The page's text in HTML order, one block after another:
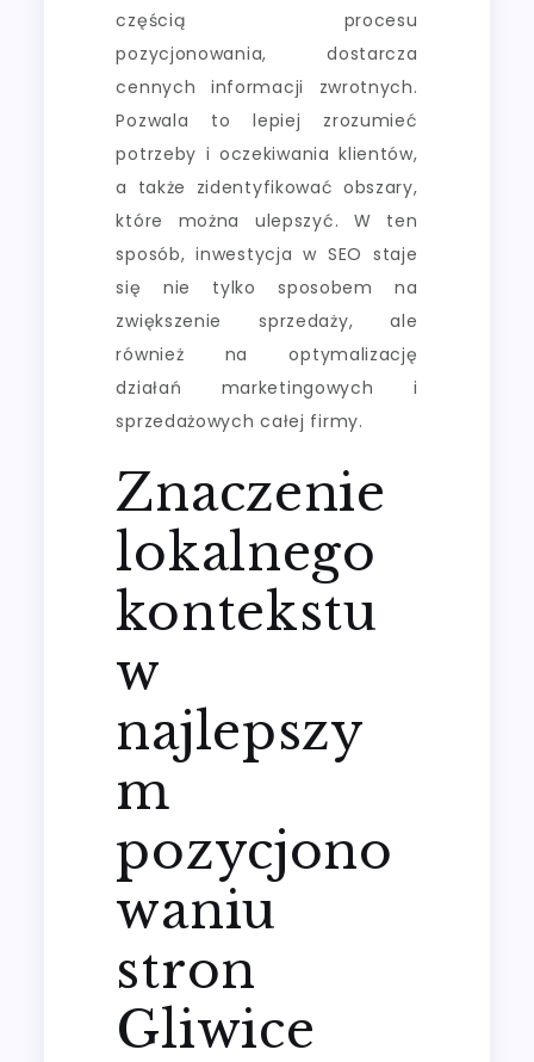
częścią procesu
pozycjonowania, dostarcza
cennych informacji zwrotnych.
Pozwala to lepiej zrozumieć
potrzeby i oczekiwania klientów,
a także zidentyfikować obszary,
które można ulepszyć. W ten
sposób, inwestycja w SEO staje
się nie tylko sposobem na
zwiększenie sprzedaży, ale
również na optymalizację
działań marketingowych i
sprzedażowych całej firmy.
Znaczenie
lokalnego
kontekstu
w
najlepszy
m
pozycjono
waniu
stron
Gliwice